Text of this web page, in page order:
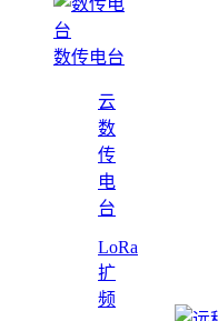
数传电台
云
数
传
电
台
LoRa
扩
频